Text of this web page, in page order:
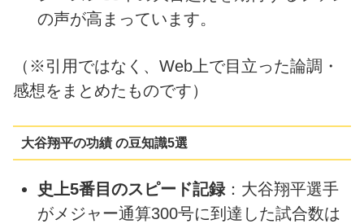
の声が高まっています。
（※引用ではなく、Web上で目立った論調・
感想をまとめたものです）
大谷翔平の功績 の豆知識5選
史上5番目のスピード記録：大谷翔平選手
がメジャー通算300号に到達した試合数は